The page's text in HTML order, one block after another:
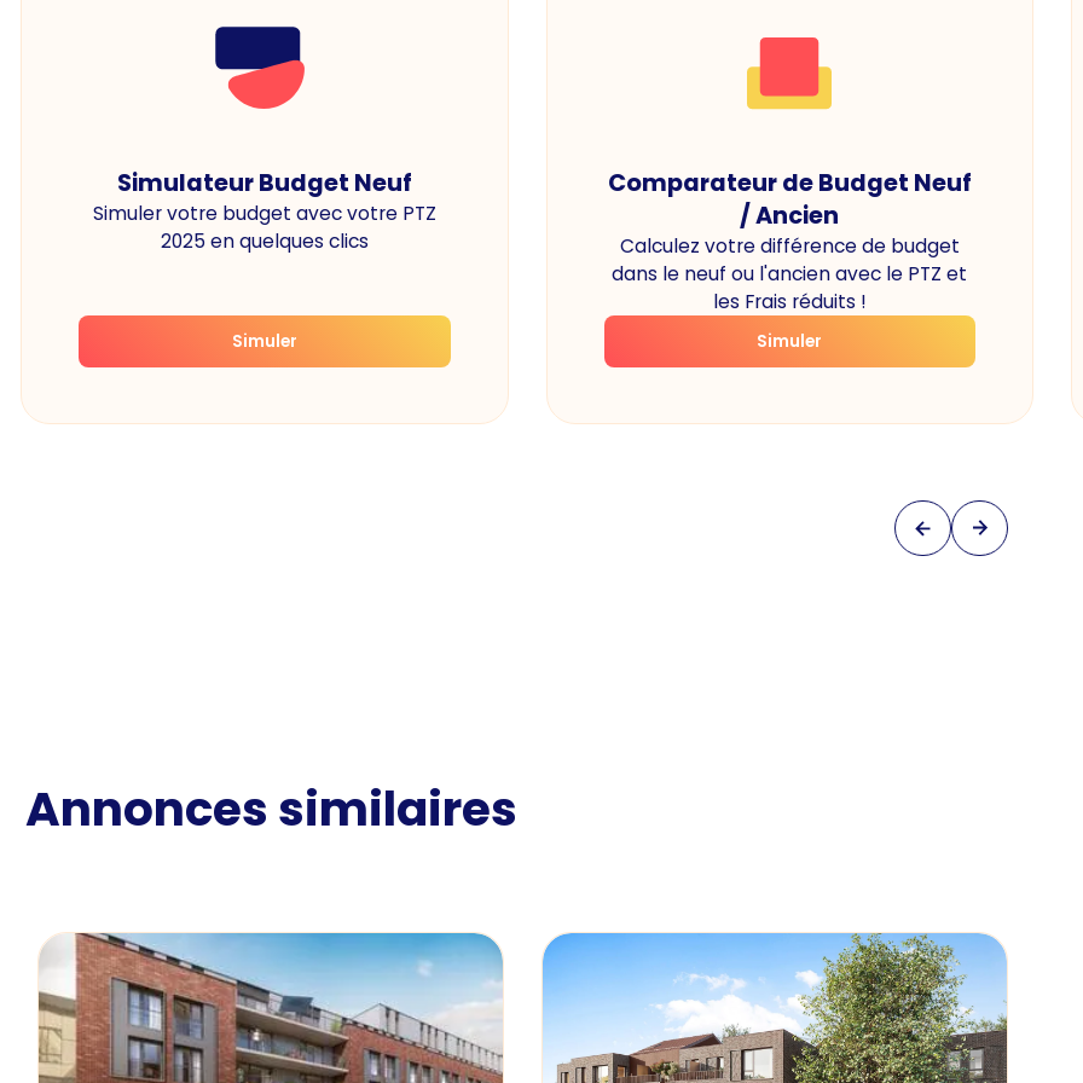
Simulateur Budget Neuf
Simuler votre budget avec votre PTZ
2025 en quelques clics
Simuler
Comparateur de Budget Neuf
/ Ancien
Calculez votre différence de budget
dans le neuf ou l'ancien avec le PTZ et
les Frais réduits !
Simuler
Annonces similaires